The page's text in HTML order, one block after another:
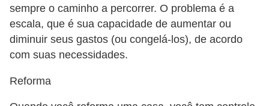
sempre o caminho a percorrer. O problema é a
escala, que é sua capacidade de aumentar ou
diminuir seus gastos (ou congelá-los), de acordo
com suas necessidades.
Reforma